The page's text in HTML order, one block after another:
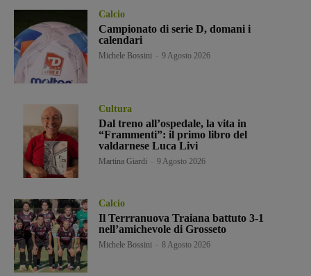
Calcio
Campionato di serie D, domani i
calendari
Michele Bossini 9 Agosto 2026
Cultura
Dal treno all’ospedale, la vita in
“Frammenti”: il primo libro del
valdarnese Luca Livi
Martina Giardi 9 Agosto 2026
Calcio
Il Terrranuova Traiana battuto 3-1
nell’amichevole di Grosseto
Michele Bossini 8 Agosto 2026